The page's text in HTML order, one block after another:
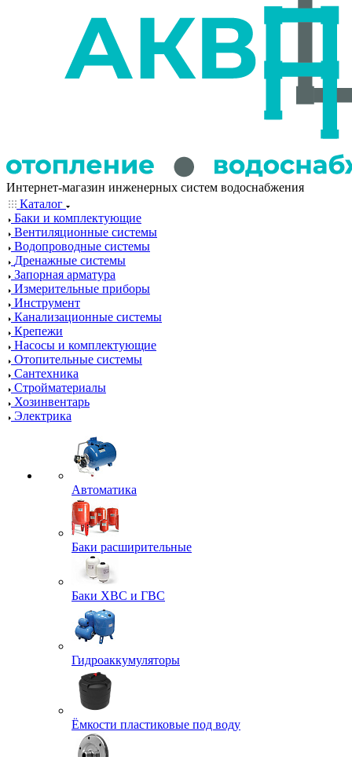
Интернет-магазин инженерных систем водоснабжения
Каталог
Баки и комплектующие
Вентиляционные системы
Водопроводные системы
Дренажные системы
Запорная арматура
Измерительные приборы
Инструмент
Канализационные системы
Крепежи
Насосы и комплектующие
Отопительные системы
Сантехника
Стройматериалы
Хозинвентарь
Электрика
Автоматика
Баки расширительные
Баки ХВС и ГВС
Гидроаккумуляторы
Ёмкости пластиковые под воду